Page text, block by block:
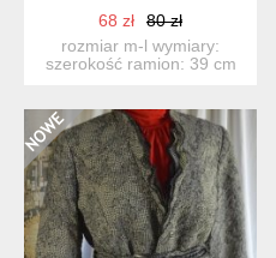
68 zł
80 zł
rozmiar m-l wymiary:
szerokość ramion: 39 cm